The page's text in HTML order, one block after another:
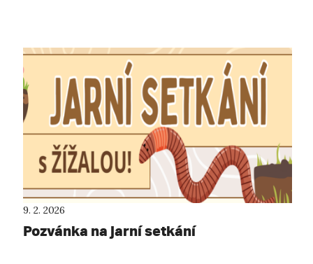
9. 2. 2026
Pozvánka na jarní setkání